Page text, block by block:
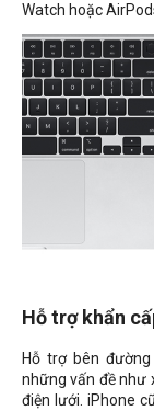
Watch hoặc
Hỗ trợ khẩn
Hỗ trợ bên
những vấn đề như
điện lưới. iPhone